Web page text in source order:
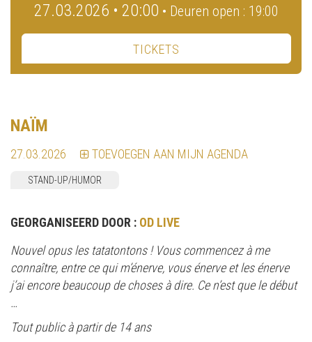
27.03.2026 • 20:00 • Deuren open : 19:00
TICKETS
NAÏM
27.03.2026 TOEVOEGEN AAN MIJN AGENDA
STAND-UP/HUMOR
GEORGANISEERD DOOR : OD LIVE
Nouvel opus les tatatontons ! Vous commencez à me
connaître, entre ce qui m’énerve, vous énerve et les énerve
j’ai encore beaucoup de choses à dire. Ce n’est que le début
…
Tout public à partir de 14 ans